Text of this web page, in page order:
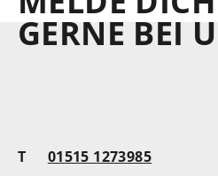
GERNE BEI
T
01515 1273985